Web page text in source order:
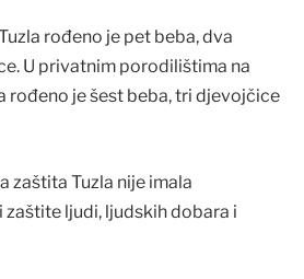
rođeno je pet beba, dva
U privatnim porodilištima na
rođeno je šest beba, tri djevojčice
zaštita Tuzla nije imala
ljudi, ljudskih dobara i